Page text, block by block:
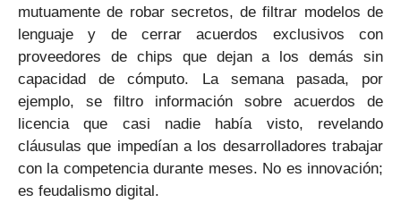
mutuamente de robar secretos, de filtrar modelos de
lenguaje y de cerrar acuerdos exclusivos con
proveedores de chips que dejan a los demás sin
capacidad de cómputo. La semana pasada, por
ejemplo, se filtro información sobre acuerdos de
licencia que casi nadie había visto, revelando
cláusulas que impedían a los desarrolladores trabajar
con la competencia durante meses. No es innovación;
es feudalismo digital.